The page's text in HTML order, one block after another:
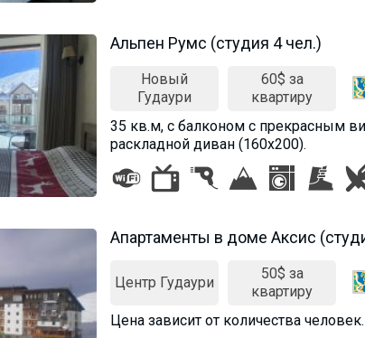
Альпен Румс (студия 4 чел.)
Новый
Гудаури
60$ за
квартиру
35 кв.м, с балконом с прекрасным
раскладной диван (160х200).
Апартаменты в доме Аксис
Центр Гудаури
50$ за
квартиру
Цена зависит от количества